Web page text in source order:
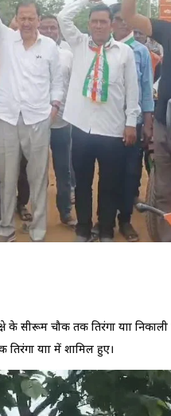
सीरूम चौक तक तिरंगा यात्रा
यात्रा में शामिल हुए।